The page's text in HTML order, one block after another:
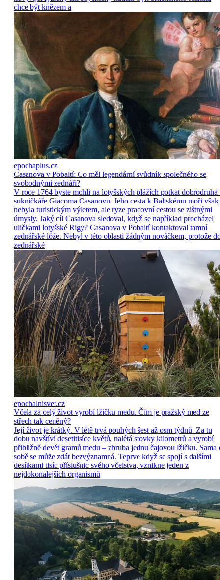
chce být knězem a
epochaplus.cz
Casanova v Pobaltí: Co měl legendární svůdník společného se
svobodnými zednáři?
V roce 1764 byste mohli na lotyšských plážích potkat dobrodruha
sukničkáře Giacoma Casanovu. Jeho cesta k Baltskému moři však
nebyla turistickým výletem, ale ryze pracovní cestou se zištnými
úmysly. Jaký cíl Casanova sledoval, když se například procházel
uličkami lotyšské Rigy? Casanova v Pobaltí kontaktoval tamní
zednářské lóže. Nebyl v této oblasti žádným nováčkem, protože
zednářské
epochalnisvet.cz
Včela za celý život vyrobí lžičku medu. Čím je pražský med ze
střech tak ceněný?
Její život je krátký. V létě trvá pouhých šest až osm týdnů. Za tu
dobu navštíví desetitisíce květů, nalétá stovky kilometrů a vyrobí
přibližně devět gramů medu – zhruba jednu čajovou lžičku. Sama
sobě se může zdát bezvýznamná. Teprve když se spojí s dalšími
desítkami tisíc příslušnic svého včelstva, vznikne jeden z
nejdokonalejších organismů